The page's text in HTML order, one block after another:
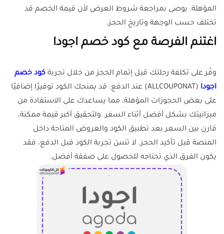
المؤهلة. يوصى بمراجعة شروط العرض لأن قيمة الخصم قد
تختلف حسب الوجهة وتاريخ الحجز.
اغتنم الفرصة مع كود خصم اجودا
وفّر على تكلفة رحلتك قبل إتمام الحجز من خلال تجربة كود خصم
اجودا
(ALLCOUPONAT) عند الدفع. قد يمنحك الكود توفيرًا إضافيًا
على بعض الحجوزات المؤهلة، مما يساعدك على الاستفادة من
ميزانيتك بشكل أفضل أثناء السفر. ولتحقيق أكبر قيمة ممكنة،
قارن بين السعر بعد تطبيق الكود والعروض المتاحة داخل
المنصة قبل تأكيد الحجز. لا تنسَ تجربة الكود قبل الدفع، فقد
يكون الفرق الذي تحتاجه للحصول على صفقة أفضل.